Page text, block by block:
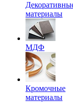
материалы
МДФ
Кромочные
материалы